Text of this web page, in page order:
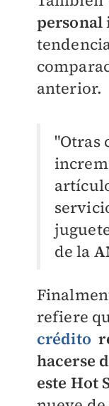
personal
anterior.
"Otras
de la
refiere
crédito
hacerse
este Hot